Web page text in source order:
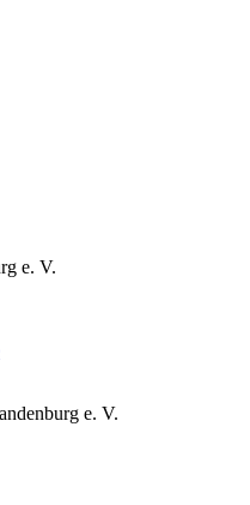
e. V.
e. V.